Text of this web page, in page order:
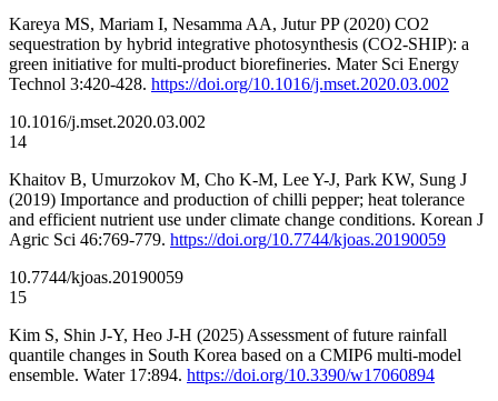
Kareya MS, Mariam I, Nesamma AA, Jutur PP (2020) CO2
sequestration by hybrid integrative photosynthesis (CO2-SHIP): a
green initiative for multi-product biorefineries. Mater Sci Energy
Technol 3:420-428. https://doi.org/10.1016/j.mset.2020.03.002
10.1016/j.mset.2020.03.002
14
Khaitov B, Umurzokov M, Cho K-M, Lee Y-J, Park KW, Sung J
(2019) Importance and production of chilli pepper; heat tolerance
and efficient nutrient use under climate change conditions. Korean J
Agric Sci 46:769-779. https://doi.org/10.7744/kjoas.20190059
10.7744/kjoas.20190059
15
Kim S, Shin J-Y, Heo J-H (2025) Assessment of future rainfall
quantile changes in South Korea based on a CMIP6 multi-model
ensemble. Water 17:894. https://doi.org/10.3390/w17060894